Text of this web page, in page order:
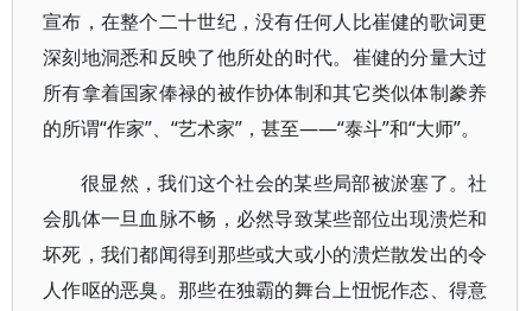
宣布，在整个二十世纪，没有任何人比崔健的歌词更
深刻地洞悉和反映了他所处的时代。崔健的分量大过
所有拿着国家俸禄的被作协体制和其它类似体制豢养
的所谓“作家”、“艺术家”，甚至——“泰斗”和“大师”。
很显然，我们这个社会的某些局部被淤塞了。社
会肌体一旦血脉不畅，必然导致某些部位出现溃烂和
坏死，我们都闻得到那些或大或小的溃烂散发出的令
人作呕的恶臭。那些在独霸的舞台上忸怩作态、得意